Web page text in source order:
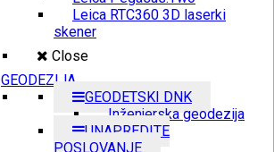
Leica RTC360 3D laserki
skener
Close
GEODEZIJA
GEODETSKI DNK
Inženjerska geodezija
UNAPREDITE
POSLOVANJE